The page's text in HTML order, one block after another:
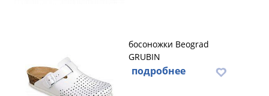
босоножки Beograd
GRUBIN
подробнее